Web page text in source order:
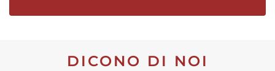
DICONO DI NOI